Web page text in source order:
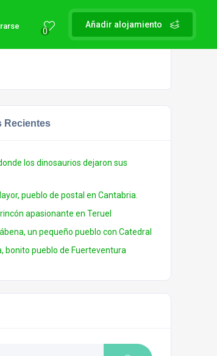
Añadir alojamiento
0
Recientes
los dinosaurios dejaron sus
pueblo de postal en Cantabria.
apasionante en Teruel
un pequeño pueblo con Catedral
bonito pueblo de Fuerteventura